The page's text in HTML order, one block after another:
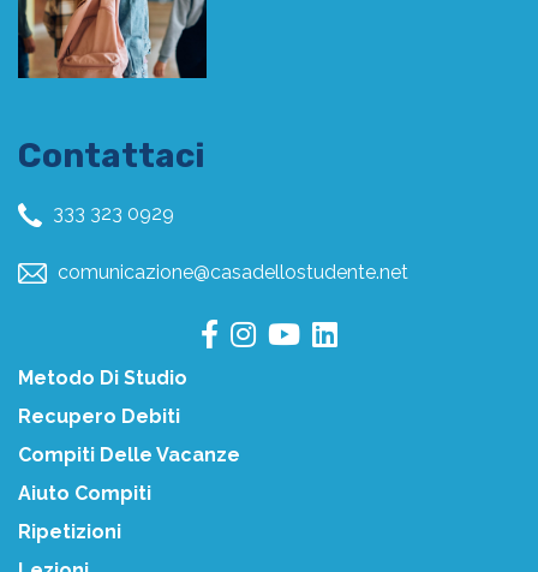
Contattaci
333 323 0929
comunicazione@casadellostudente.net
Metodo Di Studio
Recupero Debiti
Compiti Delle Vacanze
Aiuto Compiti
Ripetizioni